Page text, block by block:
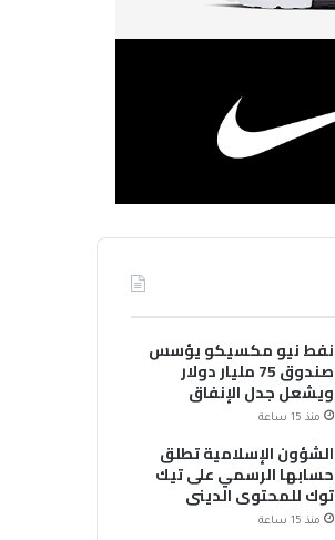
نفط نيو مكسيكو يؤسس
صندوق 75 مليار دولار
ويشعل جدل الإنفاق
منذ 15 ساعة
الشؤون الإسلامية تطلق
حسابها الرسمي على تيك
توك للمحتوى الديني
منذ 15 ساعة